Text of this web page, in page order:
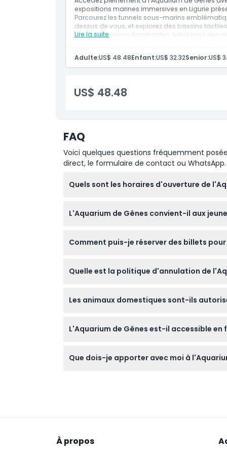
Heures d'ouverture
Comment échanger
Politique d'annulation
expositions marines immersives en Ligurie
Parcourez les tunnels sous-marins
dessus de vous, et explorez des bassins
d'autres espèces fascinantes. Idéal pour des
votre billet pour l'Aquarium de Gênes pour
cet aquarium italien est une attraction
Lire la suite
Inclusions
Entrée réservée à l'Aquarium de Gênes
Adulte:US$ 48.48Enfant:US$ 32.32Senior:US$
US$ 48.48
FAQ
Voici quelques questions fréquemment
direct, le formulaire de contact ou WhatsApp.
Quels sont les horaires d'ouverture de
dernière admission à 18h00 durant la
L'Aquarium de Gênes convient-il aux
adulte payant, et les enfants de 13 ans et
Comment puis-je réserver des billets
votre horaire de visite préféré.
Quelle est la politique d'annulation de
conséquence.
Les animaux domestiques sont-ils
L'Aquarium de Gênes est-il accessible
Que dois-je apporter avec moi à
À propos